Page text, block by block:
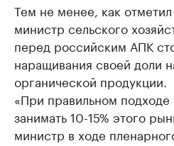
Тем не менее, как
министр сельского
перед российским АПК
наращивания своей доли
органической продукции.
«При правильном
занимать 10-15% этого
министр в ходе